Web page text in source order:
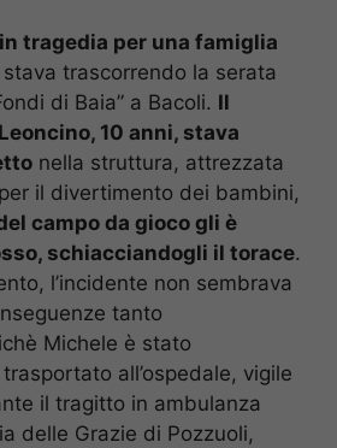
tragedia per una famiglia
stava trascorrendo la serata
di Baia” a Bacoli. Il
10 anni, stava
nella struttura, attrezzata
il divertimento dei bambini,
campo da gioco gli è
schiacciandogli il torace.
l’incidente non sembrava
tanto
Michele è stato
all’ospedale, vigile
il tragitto in ambulanza
delle Grazie di Pozzuoli,